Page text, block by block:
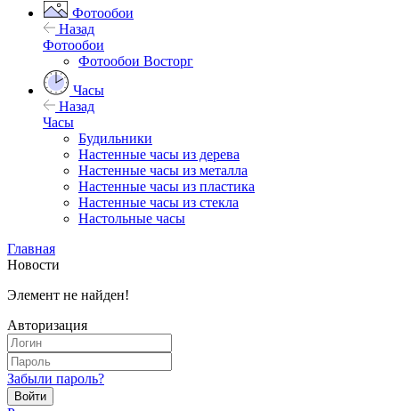
Фотообои
Назад
Фотообои
Фотообои Восторг
Часы
Назад
Часы
Будильники
Настенные часы из дерева
Настенные часы из металла
Настенные часы из пластика
Настенные часы из стекла
Настольные часы
Главная
Новости
Элемент не найден!
Авторизация
Забыли пароль?